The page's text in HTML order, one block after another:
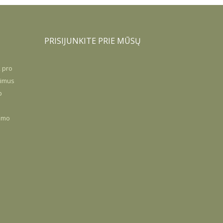
pro
PRISIJUNKITE PRIE MŪSŲ